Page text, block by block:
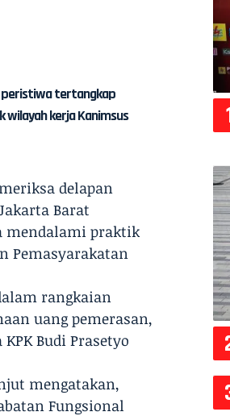
peristiwa tertangkap
wilayah kerja Kanimsus
delapan
Barat
mendalami praktik
Pemasyarakatan
rangkaian
uang pemerasan,
Budi Prasetyo
mengatakan,
Fungsional